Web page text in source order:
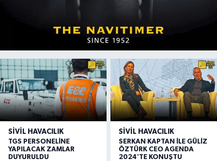
SIVIL HAVACILIK
TGS PERSONELİNE
YAPILACAK ZAMLAR
DUYURULDU
SIVIL HAVACILIK
SERKAN KAPTAN İLE GÜLİZ
ÖZTÜRK CEO AGENDA
2024'TE KONUŞTU